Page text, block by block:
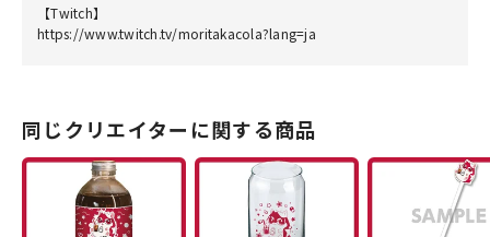
【Twitch】
https://www.twitch.tv/moritakacola?lang=ja
同じクリエイターに関する商品